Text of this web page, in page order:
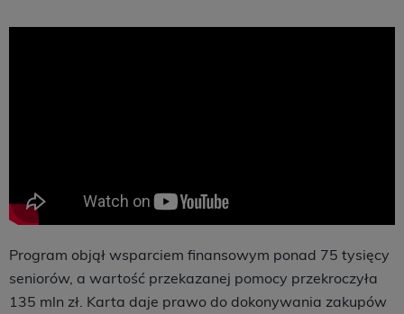
Program objął wsparciem finansowym ponad 75 tysięcy
seniorów, a wartość przekazanej pomocy przekroczyła
135 mln zł. Karta daje prawo do dokonywania zakupów